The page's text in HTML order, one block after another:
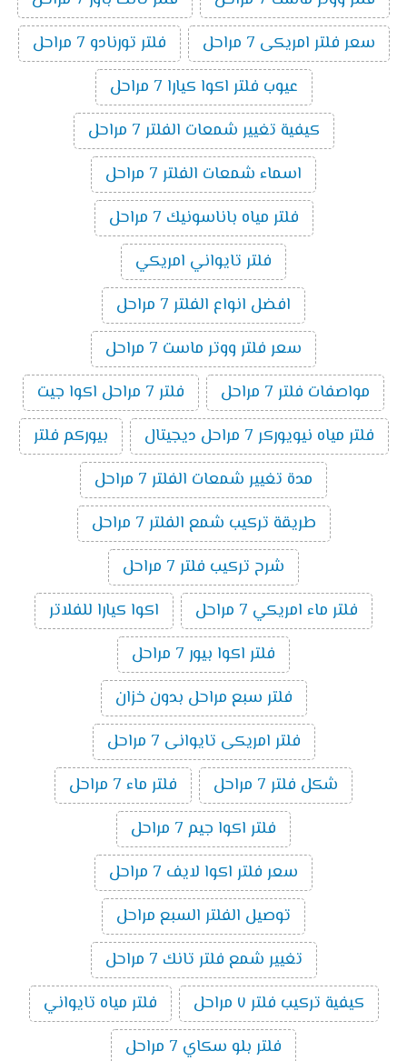
سعر فلتر امريكى 7 مراحل
فلتر تورنادو 7 مراحل
عيوب فلتر اكوا كيارا 7 مراحل
كيفية تغيير شمعات الفلتر 7 مراحل
اسماء شمعات الفلتر 7 مراحل
فلتر مياه باناسونيك 7 مراحل
فلتر تايواني امريكي
افضل انواع الفلتر 7 مراحل
سعر فلتر ووتر ماست 7 مراحل
مواصفات فلتر 7 مراحل
فلتر 7 مراحل اكوا جيت
فلتر مياه نيويوركر 7 مراحل ديجيتال
بيوركم فلتر
مدة تغيير شمعات الفلتر 7 مراحل
طريقة تركيب شمع الفلتر 7 مراحل
شرح تركيب فلتر 7 مراحل
فلتر ماء امريكي 7 مراحل
اكوا كيارا للفلاتر
فلتر اكوا بيور 7 مراحل
فلتر سبع مراحل بدون خزان
فلتر امريكى تايوانى 7 مراحل
شكل فلتر 7 مراحل
فلتر ماء 7 مراحل
فلتر اكوا جيم 7 مراحل
سعر فلتر اكوا لايف 7 مراحل
توصيل الفلتر السبع مراحل
تغيير شمع فلتر تانك 7 مراحل
كيفية تركيب فلتر ٧ مراحل
فلتر مياه تايواني
فلتر بلو سكاي 7 مراحل